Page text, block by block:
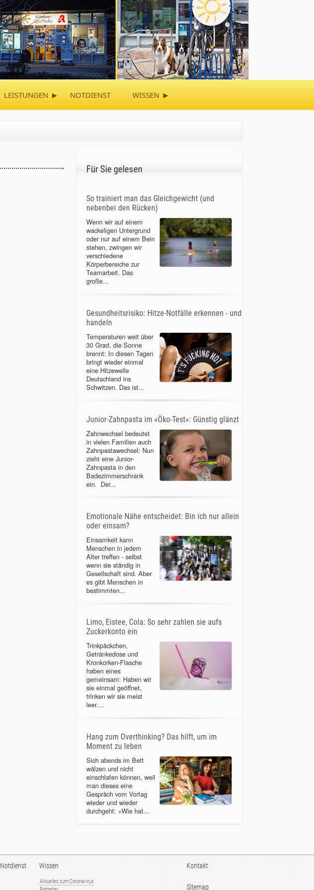
LEISTUNGEN ▸ NOTDIENST WISSEN ▸
Für Sie gelesen
So trainiert man das Gleichgewicht (und
nebenbei den Rücken)
Wenn wir auf einem
wackeligen Untergrund
oder nur auf einem Bein
stehen, zwingen wir
verschiedene
Körperbereiche zur
Teamarbeit. Das
große...
Gesundheitsrisiko: Hitze-Notfälle erkennen - und
handeln
Temperaturen weit über
30 Grad, die Sonne
brennt: In diesen Tagen
bringt wieder einmal
eine Hitzewelle
Deutschland ins
Schwitzen. Das ist...
Junior-Zahnpasta im «Öko-Test»: Günstig glänzt
Zahnwechsel bedeutet
in vielen Familien auch
Zahnpastawechsel: Nun
zieht eine Junior-
Zahnpasta in den
Badezimmerschrank
ein. Der...
Emotionale Nähe entscheidet: Bin ich nur allein
oder einsam?
Einsamkeit kann
Menschen in jedem
Alter treffen - selbst
wenn sie ständig in
Gesellschaft sind. Aber
es gibt Menschen in
bestimmten...
Limo, Eistee, Cola: So sehr zahlen sie aufs
Zuckerkonto ein
Trinkpäckchen,
Getränkedose und
Kronkorken-Flasche
haben eines
gemeinsam: Haben wir
sie einmal geöffnet,
trinken wir sie meist
leer....
Hang zum Overthinking? Das hilft, um im
Moment zu leben
Sich abends im Bett
wälzen und nicht
einschlafen können, weil
man dieses eine
Gespräch vom Vortag
wieder und wieder
durchgeht: «Wie hat...
Notdienst Wissen
Aktuelles zum Coronavirus
Kontakt
Sitemap